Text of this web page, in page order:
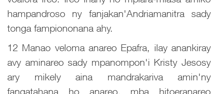
hampandroso ny fanjakan'Andriamanitra sady
tonga fampiononana ahy.
12 Manao veloma anareo Epafra, ilay anankiray
avy aminareo sady mpanompon'i Kristy Jesosy
ary mikely aina mandrakariva amin'ny
fangatahana ho anareo, mba hitoeranareo